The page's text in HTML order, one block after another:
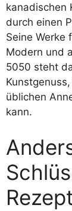
kanadischen
durch einen
Seine Werke
Modern und
5050 steht
üblichen
kann.